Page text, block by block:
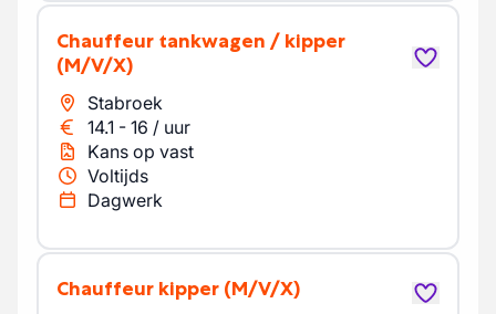
chauffeur tankwagen / kipper
(M/V/X)
Stabroek
14.1 - 16 / uur
Kans op vast
Voltijds
Dagwerk
Chauffeur kipper (M/V/X)